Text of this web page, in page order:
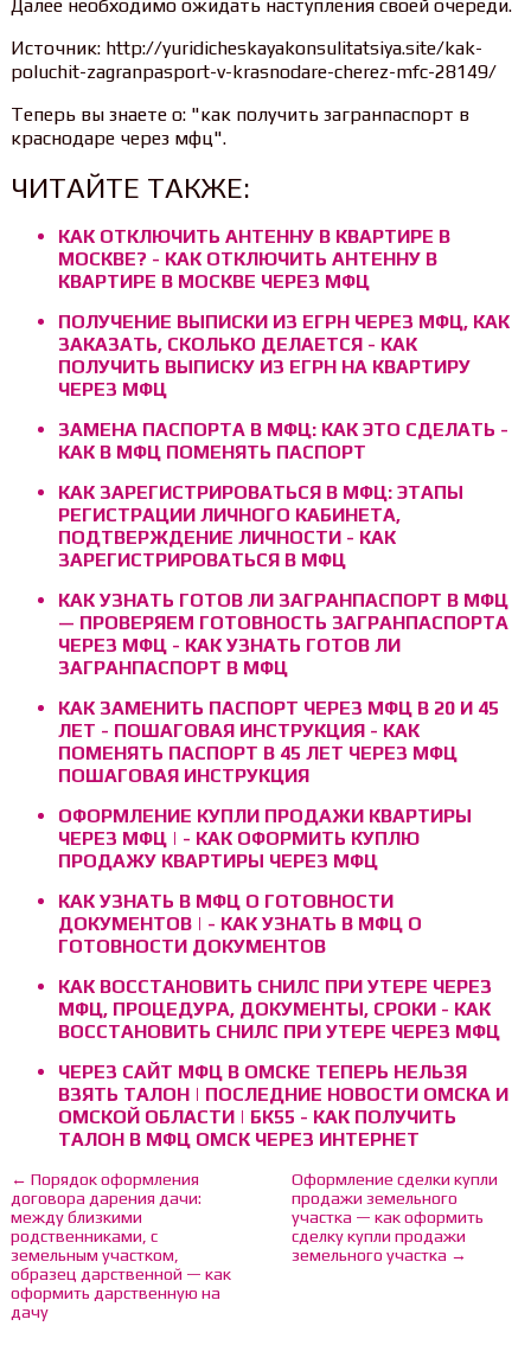
Далее необходимо ожидать наступления своей очереди.
Источник: http://yuridicheskayakonsulitatsiya.site/kak-
poluchit-zagranpasport-v-krasnodare-cherez-mfc-28149/
Теперь вы знаете о: "как получить загранпаспорт в
краснодаре через мфц".
ЧИТАЙТЕ ТАКЖЕ:
КАК ОТКЛЮЧИТЬ АНТЕННУ В КВАРТИРЕ В
МОСКВЕ? - КАК ОТКЛЮЧИТЬ АНТЕННУ В
КВАРТИРЕ В МОСКВЕ ЧЕРЕЗ МФЦ
ПОЛУЧЕНИЕ ВЫПИСКИ ИЗ ЕГРН ЧЕРЕЗ МФЦ, КАК
ЗАКАЗАТЬ, СКОЛЬКО ДЕЛАЕТСЯ - КАК
ПОЛУЧИТЬ ВЫПИСКУ ИЗ ЕГРН НА КВАРТИРУ
ЧЕРЕЗ МФЦ
ЗАМЕНА ПАСПОРТА В МФЦ: КАК ЭТО СДЕЛАТЬ -
КАК В МФЦ ПОМЕНЯТЬ ПАСПОРТ
КАК ЗАРЕГИСТРИРОВАТЬСЯ В МФЦ: ЭТАПЫ
РЕГИСТРАЦИИ ЛИЧНОГО КАБИНЕТА,
ПОДТВЕРЖДЕНИЕ ЛИЧНОСТИ - КАК
ЗАРЕГИСТРИРОВАТЬСЯ В МФЦ
КАК УЗНАТЬ ГОТОВ ЛИ ЗАГРАНПАСПОРТ В МФЦ
— ПРОВЕРЯЕМ ГОТОВНОСТЬ ЗАГРАНПАСПОРТА
ЧЕРЕЗ МФЦ - КАК УЗНАТЬ ГОТОВ ЛИ
ЗАГРАНПАСПОРТ В МФЦ
КАК ЗАМЕНИТЬ ПАСПОРТ ЧЕРЕЗ МФЦ В 20 И 45
ЛЕТ - ПОШАГОВАЯ ИНСТРУКЦИЯ - КАК
ПОМЕНЯТЬ ПАСПОРТ В 45 ЛЕТ ЧЕРЕЗ МФЦ
ПОШАГОВАЯ ИНСТРУКЦИЯ
ОФОРМЛЕНИЕ КУПЛИ ПРОДАЖИ КВАРТИРЫ
ЧЕРЕЗ МФЦ | - КАК ОФОРМИТЬ КУПЛЮ
ПРОДАЖУ КВАРТИРЫ ЧЕРЕЗ МФЦ
КАК УЗНАТЬ В МФЦ О ГОТОВНОСТИ
ДОКУМЕНТОВ | - КАК УЗНАТЬ В МФЦ О
ГОТОВНОСТИ ДОКУМЕНТОВ
КАК ВОССТАНОВИТЬ СНИЛС ПРИ УТЕРЕ ЧЕРЕЗ
МФЦ, ПРОЦЕДУРА, ДОКУМЕНТЫ, СРОКИ - КАК
ВОССТАНОВИТЬ СНИЛС ПРИ УТЕРЕ ЧЕРЕЗ МФЦ
ЧЕРЕЗ САЙТ МФЦ В ОМСКЕ ТЕПЕРЬ НЕЛЬЗЯ
ВЗЯТЬ ТАЛОН | ПОСЛЕДНИЕ НОВОСТИ ОМСКА И
ОМСКОЙ ОБЛАСТИ | БК55 - КАК ПОЛУЧИТЬ
ТАЛОН В МФЦ ОМСК ЧЕРЕЗ ИНТЕРНЕТ
← Порядок оформления
договора дарения дачи:
между близкими
родственниками, с
земельным участком,
образец дарственной — как
оформить дарственную на
дачу
Оформление сделки купли
продажи земельного
участка — как оформить
сделку купли продажи
земельного участка →